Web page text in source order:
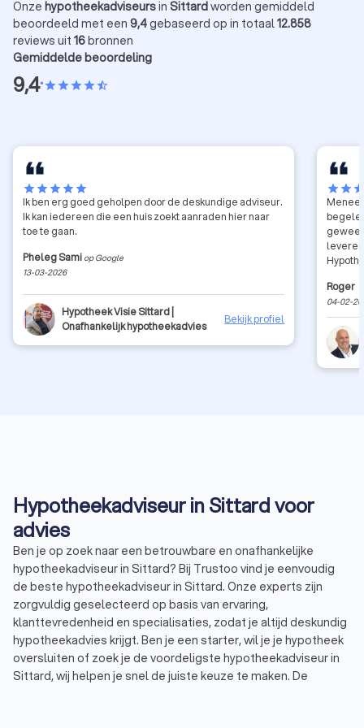
Onze hypotheekadviseursin Sittardworden gemiddeld
beoordeeld met een 9,4gebaseerd op in totaal12.858
reviews uit 16bronnen
Gemiddelde beoordeling
9,4•starstarstarstarstar_half
starstarstarstarstar
Ik ben erg goed geholpen door de deskundige adviseur.
Ik kan iedereen die een huis zoekt aanraden hier naar
toe te gaan.
Pheleg Sami op Google
13-03-2026
Hypotheek Visie Sittard |
Onafhankelijk hypotheekadvies
Bekijk profiel
starstar
leveren
woning.
Roger
04-02-
Hypotheekadviseur in Sittard voor
advies
Ben je op zoek naar een betrouwbare en onafhankelijke
hypotheekadviseur in Sittard? Bij Trustoo vind je eenvoudig
de beste hypotheekadviseur in Sittard. Onze experts zijn
zorgvuldig geselecteerd op basis van ervaring,
klanttevredenheid en specialisaties, zodat je altijd deskundig
hypotheekadvies krijgt. Ben je een starter, wil je je hypotheek
oversluiten of zoek je de voordeligste hypotheekadviseur in
Sittard, wij helpen je snel de juiste keuze te maken. De